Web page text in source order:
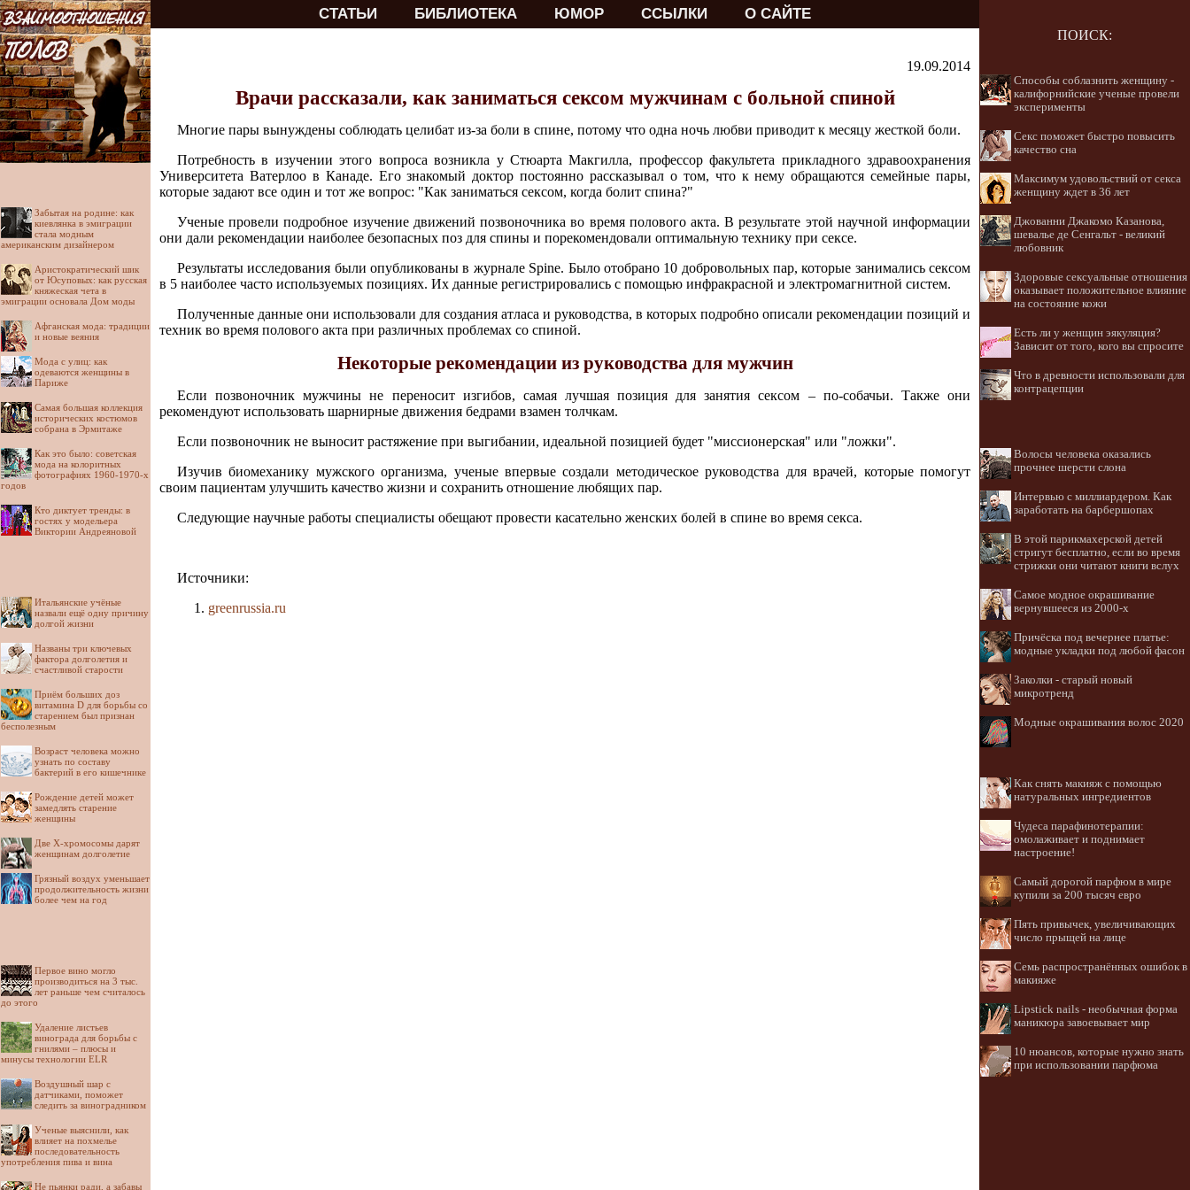
СТАТЬИ БИБЛИОТЕКА ЮМОР ССЫЛКИ О САЙТЕ
Забытая на родине: как
киевлянка в эмиграции
стала модным
американским дизайнером
Аристократический шик
от Юсуповых: как русская
княжеская чета в
эмиграции основала Дом моды
Афганская мода: традиции
и новые веяния
Мода с улиц: как
одеваются женщины в
Париже
Самая большая коллекция
исторических костюмов
собрана в Эрмитаже
Как это было: советская
мода на колоритных
фотографиях 1960-1970-х
годов
Кто диктует тренды: в
гостях у модельера
Виктории Андреяновой
Итальянские учёные
назвали ещё одну причину
долгой жизни
Названы три ключевых
фактора долголетия и
счастливой старости
Приём больших доз
витамина D для борьбы со
старением был признан
бесполезным
Возраст человека можно
узнать по составу
бактерий в его кишечнике
Рождение детей может
замедлять старение
женщины
Две Х-хромосомы дарят
женщинам долголетие
Грязный воздух уменьшает
продолжительность жизни
более чем на год
Первое вино могло
производиться на 3 тыс.
лет раньше чем считалось
до этого
Удаление листьев
винограда для борьбы с
гнилями – плюсы и
минусы технологии ELR
Воздушный шар с
датчиками, поможет
следить за виноградником
Ученые выяснили, как
влияет на похмелье
последовательность
употребления пива и вина
Не пьянки ради, а забавы
19.09.2014
Врачи рассказали, как заниматься сексом мужчинам с больной спиной
Многие пары вынуждены соблюдать целибат из-за боли в спине, потому что одна ночь любви приводит к месяцу жесткой боли.
Потребность в изучении этого вопроса возникла у Стюарта Макгилла, профессор факультета прикладного здравоохранения
Университета Ватерлоо в Канаде. Его знакомый доктор постоянно рассказывал о том, что к нему обращаются семейные пары,
которые задают все один и тот же вопрос: "Как заниматься сексом, когда болит спина?"
Ученые провели подробное изучение движений позвоночника во время полового акта. В результате этой научной информации
они дали рекомендации наиболее безопасных поз для спины и порекомендовали оптимальную технику при сексе.
Результаты исследования были опубликованы в журнале Spine. Было отобрано 10 добровольных пар, которые занимались сексом
в 5 наиболее часто используемых позициях. Их данные регистрировались с помощью инфракрасной и электромагнитной систем.
Полученные данные они использовали для создания атласа и руководства, в которых подробно описали рекомендации позиций и
техник во время полового акта при различных проблемах со спиной.
Некоторые рекомендации из руководства для мужчин
Если позвоночник мужчины не переносит изгибов, самая лучшая позиция для занятия сексом – по-собачьи. Также они
рекомендуют использовать шарнирные движения бедрами взамен толчкам.
Если позвоночник не выносит растяжение при выгибании, идеальной позицией будет "миссионерская" или "ложки".
Изучив биомеханику мужского организма, ученые впервые создали методическое руководства для врачей, которые помогут
своим пациентам улучшить качество жизни и сохранить отношение любящих пар.
Следующие научные работы специалисты обещают провести касательно женских болей в спине во время секса.
Источники:
greenrussia.ru
ПОИСК:
Способы соблазнить женщину -
калифорнийские ученые провели
эксперименты
Секс поможет быстро повысить
качество сна
Максимум удовольствий от секса
женщину ждет в 36 лет
Джованни Джакомо Казанова,
шевалье де Сенгальт - великий
любовник
Здоровые сексуальные отношения
оказывает положительное влияние
на состояние кожи
Есть ли у женщин эякуляция?
Зависит от того, кого вы спросите
Что в древности использовали для
контрацепции
Волосы человека оказались
прочнее шерсти слона
Интервью с миллиардером. Как
заработать на барбершопах
В этой парикмахерской детей
стригут бесплатно, если во время
стрижки они читают книги вслух
Самое модное окрашивание
вернувшееся из 2000-х
Причёска под вечернее платье:
модные укладки под любой фасон
Заколки - старый новый
микротренд
Модные окрашивания волос 2020
Как снять макияж с помощью
натуральных ингредиентов
Чудеса парафинотерапии:
омолаживает и поднимает
настроение!
Самый дорогой парфюм в мире
купили за 200 тысяч евро
Пять привычек, увеличивающих
число прыщей на лице
Семь распространённых ошибок в
макияже
Lipstick nails - необычная форма
маникюра завоевывает мир
10 нюансов, которые нужно знать
при использовании парфюма